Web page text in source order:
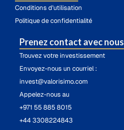
Conditions d'utilisation
Politique de confidentialité
Prenez contact avec nous
Trouvez votre investissement
Envoyez-nous un courriel :
invest@valorisimo.com
Appelez-nous au
+971 55 885 8015
+44 3308224843